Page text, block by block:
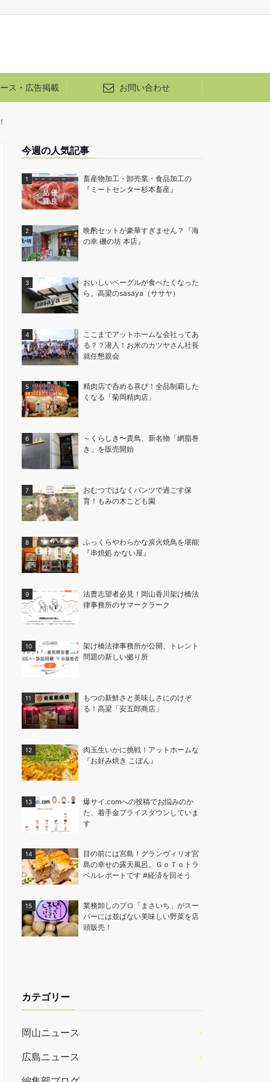
ス・広告掲載 お問い合わせ
今週の人気記事
畜産物加工・卸売業・食品加工の
『ミートセンター杉本畜産』
晩酌セットが豪華すぎません？『海
の幸 磯の坊 本店』
おいしいベーグルが食べたくなった
ら。高梁のsasaya（ササヤ）
ここまでアットホームな会社ってあ
る？？潜入！お米のカツヤさん社長
就任懇親会
精肉店で呑める喜び！全品制覇した
くなる「菊岡精肉店」
～くらしき〜貴鳥、新名物「網脂巻
き」を販売開始
おむつではなくパンツで過ごす保
育！もみの木こども園
ふっくらやわらかな炭火焼鳥を堪能
『串焼処 かない屋』
法曹志望者必見！岡山香川架け橋法
律事務所のサマークラーク
架け橋法律事務所が公開、トレント
問題の新しい拠り所
もつの新鮮さと美味しさにのけぞ
る！高梁「安五郎商店」
肉玉生いかに挑戦！アットホームな
『お好み焼き こぼん』
爆サイ.comへの投稿でお悩みのか
た、着手金プライスダウンしていま
す
目の前には宮島！グランヴィリオ宮
島の幸せの露天風呂。ＧｏＴｏトラ
ベルレポートです #経済を回そう
業務卸しのプロ「まさいち」がスー
パーには並ばない美味しい野菜を店
頭販売！
カテゴリー
岡山ニュース
広島ニュース